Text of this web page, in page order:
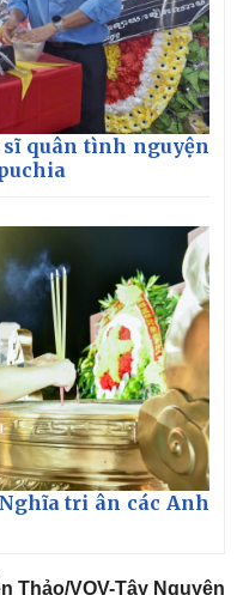
tô - Xe máy
tô
Xe máy
quân tình nguyện
tri ân các Anh
Thảo/VOV-Tây Nguyên